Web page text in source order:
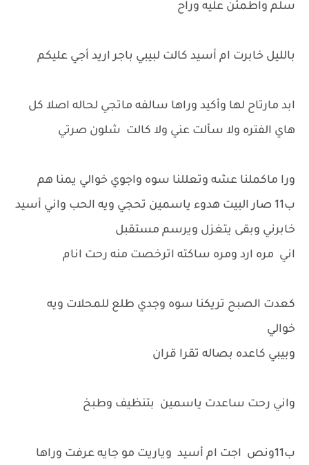
سلم واطمئن عليه وراح
بالليل خابرت ام أسيد كالت لبيبي باجر اريد أجي عليكم
ابد مارتاح لها وأكيد وراها سالفه ماتجي لحاله اصلا كل
هاي الفتره ولا سألت عني ولا كالت شلون صرتي
ورا ماكملنا عشه وتعللنا سوه واجوي خوالي يمنا هم
ب11 صار البيت هدوء ياسمين تحجي ويه الحب واني أسيد
خابرني وبقى يتغزل ويرسم مستقبل
اني مره ارد ومره ساكته اترخصت منه رحت انام
كعدت الصبح تريكنا سوه وجدي طلع للمحلات ويه
خوالي
وبيبي كاعده بصاله تقرا قران
واني رحت ساعدت ياسمين بتنظيف وطبخ
ب11ونص اجت ام أسيد وياريت مو جايه عرفت وراها